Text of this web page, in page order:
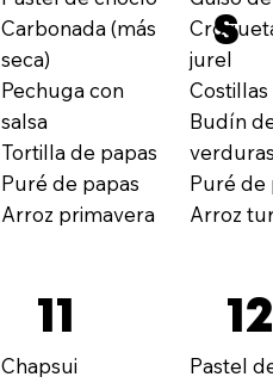
s
Carbonada (más
seca)
Pechuga con
salsa
Tortilla de papas
Puré de papas
Arroz primavera
jurel
Budín
verduras
Puré de
Arroz
11
Chapsui
12
Pastel